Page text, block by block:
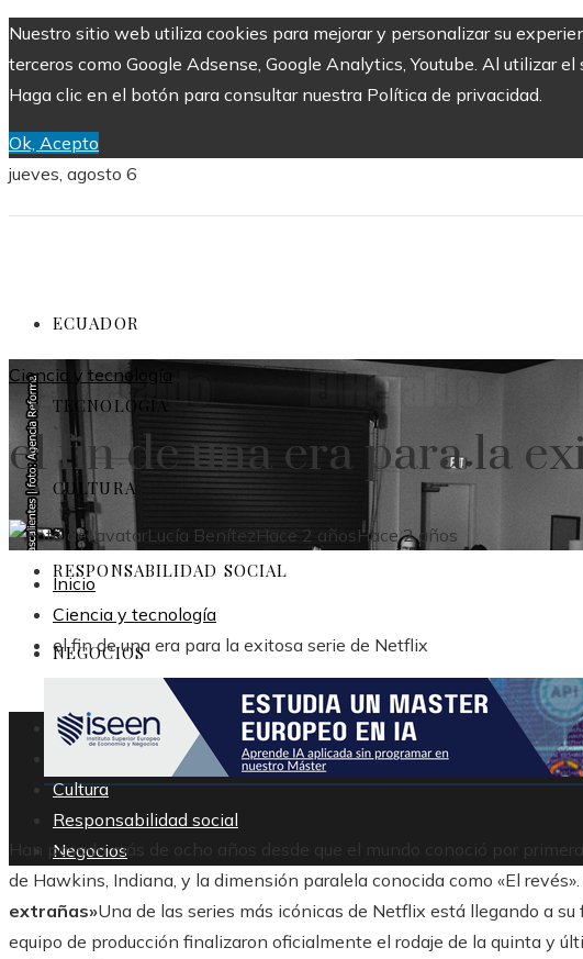
Nuestro sitio web utiliza cookies para mejorar y personalizar su
terceros como Google Adsense, Google Analytics, Youtube. Al utilizar
Haga clic en el botón para consultar nuestra Política de privacidad.
Ok, Acepto
jueves, agosto 6
ECUADOR
TECNOLOGÍA
CULTURA
RESPONSABILIDAD SOCIAL
NEGOCIOS
Ecuador
Cultura
Responsabilidad social
Negocios
Ciencia y tecnología
el fin de una era para la
Lucía BenítezHace 2 añosHace 2 años
Inicio
Ciencia y tecnología
el fin de una era para la exitosa serie de Netflix
Han pasado más de ocho años desde que el mundo conoció por
de Hawkins, Indiana, y la dimensión paralela conocida como «El
extrañas»Una de las series más icónicas de Netflix está llegando a
equipo de producción finalizaron oficialmente el rodaje de la quinta y